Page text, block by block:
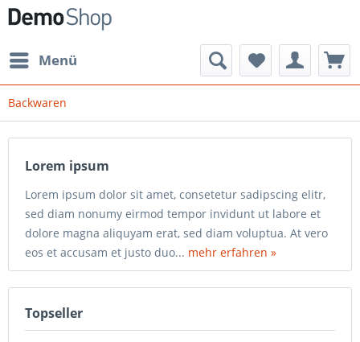
Menü
Backwaren
Lorem ipsum
Lorem ipsum dolor sit amet, consetetur sadipscing elitr,
sed diam nonumy eirmod tempor invidunt ut labore et
dolore magna aliquyam erat, sed diam voluptua. At vero
eos et accusam et justo duo... mehr erfahren »
Topseller